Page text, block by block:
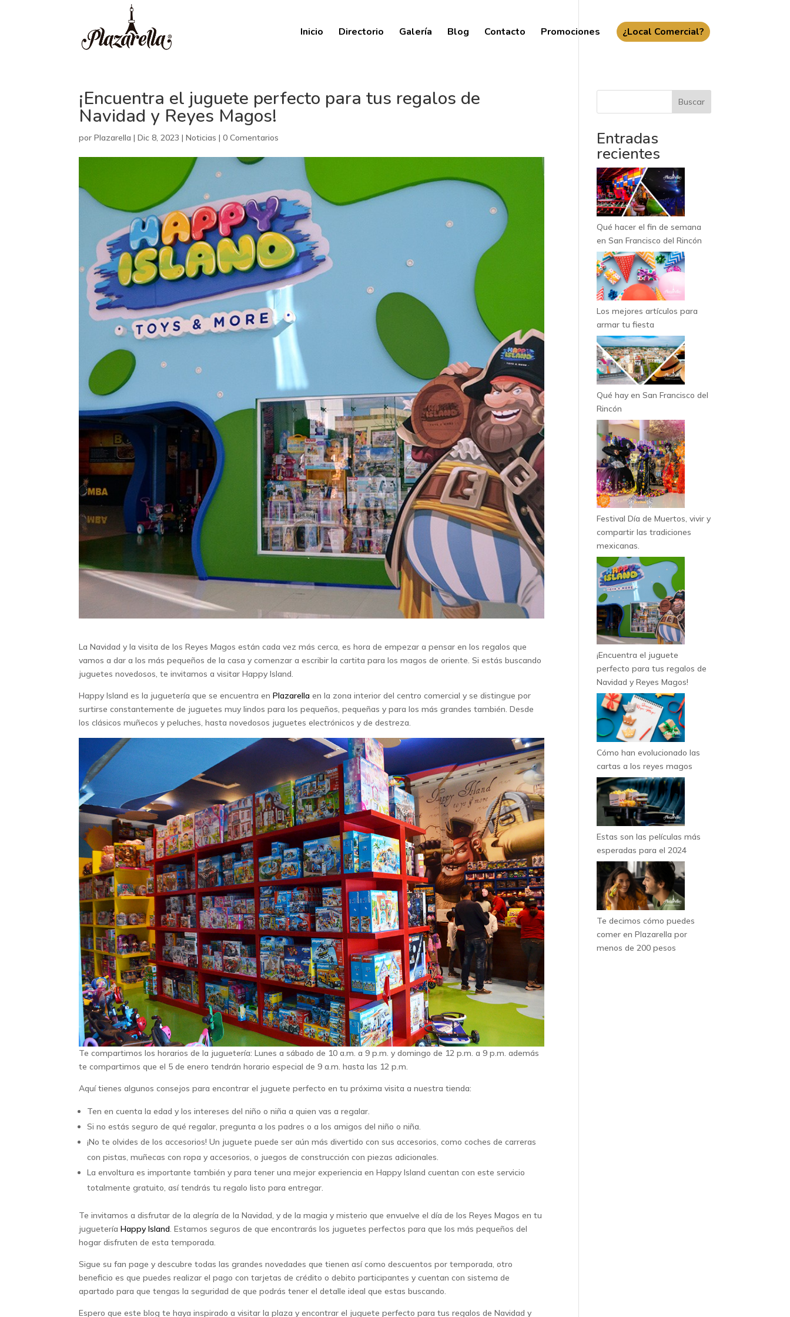
Inicio Directorio Galería Blog Contacto Promociones ¿Local Comercial?
¡Encuentra el juguete perfecto para tus regalos de
Navidad y Reyes Magos!
porPlazarella |Dic 8, 2023 |Noticias |0 Comentarios
La Navidad y la visita de los Reyes Magos están cada vez más cerca, es hora de empezar a pensar en los regalos que
vamos a dar a los más pequeños de la casa y comenzar a escribir la cartita para los magos de oriente. Si estás buscando
juguetes novedosos, te invitamos a visitar Happy Island.
Happy Island es la juguetería que se encuentra enPlazarella en la zona interior del centro comercial y se distingue por
surtirse constantemente de juguetes muy lindos para los pequeños, pequeñas y para los más grandes también. Desde
los clásicos muñecos y peluches, hasta novedosos juguetes electrónicos y de destreza.
Te compartimos los horarios de la juguetería: Lunes a sábado de 10 a.m. a 9 p.m. y domingo de 12 p.m. a 9 p.m. además
te compartimos que el 5 de enero tendrán horario especial de 9 a.m. hasta las 12 p.m.
Aquí tienes algunos consejos para encontrar el juguete perfecto en tu próxima visita a nuestra tienda:
Ten en cuenta la edad y los intereses del niño o niña a quien vas a regalar.
Si no estás seguro de qué regalar, pregunta a los padres o a los amigos del niño o niña.
¡No te olvides de los accesorios! Un juguete puede ser aún más divertido con sus accesorios, como coches de carreras
con pistas, muñecas con ropa y accesorios, o juegos de construcción con piezas adicionales.
La envoltura es importante también y para tener una mejor experiencia en Happy Island cuentan con este servicio
totalmente gratuito, así tendrás tu regalo listo para entregar.
Te invitamos a disfrutar de la alegría de la Navidad, y de la magia y misterio que envuelve el día de los Reyes Magos en tu
jugueteríaHappy Island . Estamos seguros de que encontrarás los juguetes perfectos para que los más pequeños del
hogar disfruten de esta temporada.
Sigue su fan page y descubre todas las grandes novedades que tienen así como descuentos por temporada, otro
beneficio es que puedes realizar el pago con tarjetas de crédito o debito participantes y cuentan con sistema de
apartado para que tengas la seguridad de que podrás tener el detalle ideal que estas buscando.
Espero que este blog te haya inspirado a visitar la plaza y encontrar el juguete perfecto para tus regalos de Navidad y
Buscar
Entradas
recientes
Qué hacer el fin de semana
en San Francisco del Rincón
Los mejores artículos para
armar tu fiesta
Qué hay en San Francisco del
Rincón
Festival Día de Muertos, vivir y
compartir las tradiciones
mexicanas.
¡Encuentra el juguete
perfecto para tus regalos de
Navidad y Reyes Magos!
Cómo han evolucionado las
cartas a los reyes magos
Estas son las películas más
esperadas para el 2024
Te decimos cómo puedes
comer en Plazarella por
menos de 200 pesos